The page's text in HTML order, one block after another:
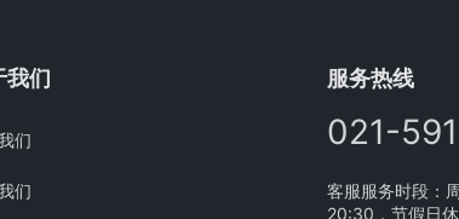
我们
们
们
服务热线
021-
客服服务时段：
20:30，节假日